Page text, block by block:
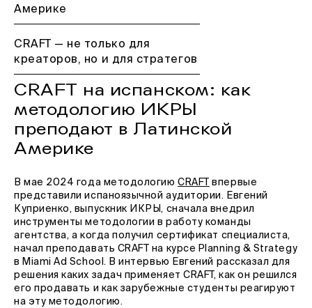
Америке
CRAFT — не только для
креаторов, но и для стратегов
CRAFT на испанском: как
методологию ИКРЫ
преподают в Латинской
Америке
В мае 2024 года методологиюCRAFT
впервые
представили испаноязычной аудитории. Евгений
Куприенко, выпускник ИКРЫ, сначала внедрил
инструменты методологии в работу команды
агентства, а когда получил сертификат специалиста,
начал преподавать CRAFT на курсе Planning & Strategy
в Miami Ad School. В интервью Евгений рассказал для
решения каких задач применяет CRAFT, как он решился
его продавать и как зарубежные студенты реагируют
на эту методологию.